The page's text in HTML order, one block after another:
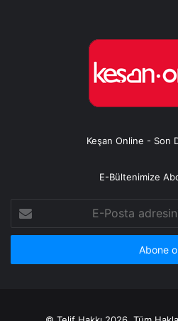
Keşan Online - Son
E-Bültenimize
Posta
adresinizi